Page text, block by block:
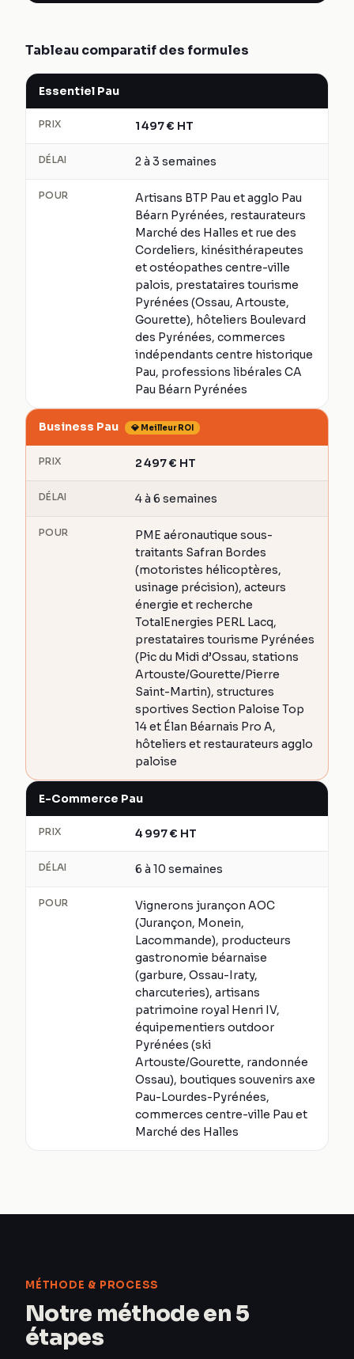
Tableau comparatif des formules
Essentiel Pau
PRIX 1 497€ HT
DÉLAI 2 à 3 semaines
POUR
Artisans BTP Pau et agglo Pau
Béarn Pyrénées, restaurateurs
Marché des Halles et rue des
Cordeliers, kinésithérapeutes
et ostéopathes centre-ville
palois, prestataires tourisme
Pyrénées (Ossau, Artouste,
Gourette), hôteliers Boulevard
des Pyrénées, commerces
indépendants centre historique
Pau, professions libérales CA
Pau Béarn Pyrénées
Business Pau 💎 Meilleur ROI
PRIX 2 497€ HT
DÉLAI 4 à 6 semaines
POUR
PME aéronautique sous-
traitants Safran Bordes
(motoristes hélicoptères,
usinage précision), acteurs
énergie et recherche
TotalEnergies PERL Lacq,
prestataires tourisme Pyrénées
(Pic du Midi d’Ossau, stations
Artouste/Gourette/Pierre
Saint-Martin), structures
sportives Section Paloise Top
14 et Élan Béarnais Pro A,
hôteliers et restaurateurs agglo
paloise
E-Commerce Pau
PRIX 4 997€ HT
DÉLAI 6 à 10 semaines
POUR
Vignerons jurançon AOC
(Jurançon, Monein,
Lacommande), producteurs
gastronomie béarnaise
(garbure, Ossau-Iraty,
charcuteries), artisans
patrimoine royal Henri IV,
équipementiers outdoor
Pyrénées (ski
Artouste/Gourette, randonnée
Ossau), boutiques souvenirs axe
Pau-Lourdes-Pyrénées,
commerces centre-ville Pau et
Marché des Halles
MÉTHODE & PROCESS
Notre méthode en 5
étapes